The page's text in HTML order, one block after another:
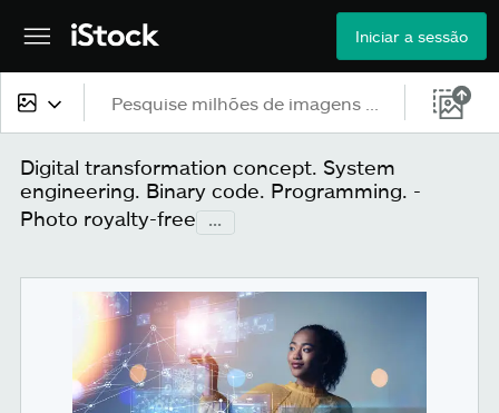
Iniciar a sessão
Todo o conteúdo
Imagens
Ilustrações
Vetores
Vídeos
Digital transformation concept. System
engineering. Binary code. Programming. -
Photo royalty-free
...